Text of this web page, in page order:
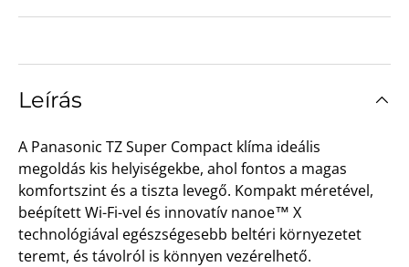
Leírás
A Panasonic TZ Super Compact klíma ideális
megoldás kis helyiségekbe, ahol fontos a magas
komfortszint és a tiszta levegő. Kompakt méretével,
beépített Wi-Fi-vel és innovatív nanoe™ X
technológiával egészségesebb beltéri környezetet
teremt, és távolról is könnyen vezérelhető.